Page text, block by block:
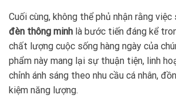
Cuối cùng, không thể phủ nhận rằng
đèn thông minh là bước tiến đáng kể
chất lượng cuộc sống hàng ngày của
phẩm này mang lại sự thuận tiện, linh
chỉnh ánh sáng theo nhu cầu cá nhân,
kiệm năng lượng.